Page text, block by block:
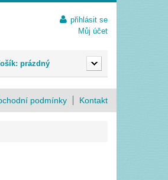
podmínky Kontakt
přihlásit se
Můj účet
prázdný